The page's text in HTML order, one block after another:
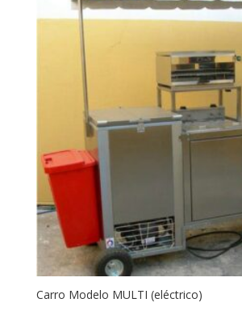
Carro Modelo MULTI (eléctrico)